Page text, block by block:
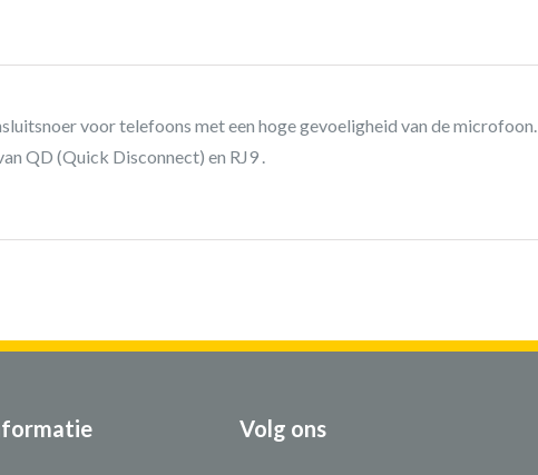
voor telefoons met een hoge gevoeligheid van de microfoon.
QD (Quick Disconnect) en RJ9 .
Volg ons